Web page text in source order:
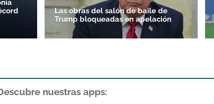
Las obras del salón de baile de
Trump bloqueadas en apelación
nuestras apps: